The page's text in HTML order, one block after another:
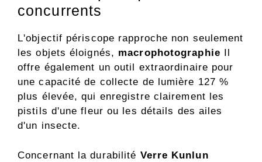
concurrents
L'objectif périscope rapproche non seulement
les objets éloignés, macrophotographie
offre également un outil extraordinaire pour
une capacité de collecte de lumière 127 %
plus élevée, qui enregistre clairement les
pistils d'une fleur ou les détails des ailes
d'un insecte.
Concernant la durabilité Verre Kunlun